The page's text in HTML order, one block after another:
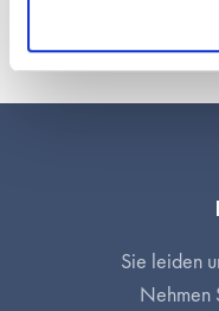
Sie leiden
Nehmen